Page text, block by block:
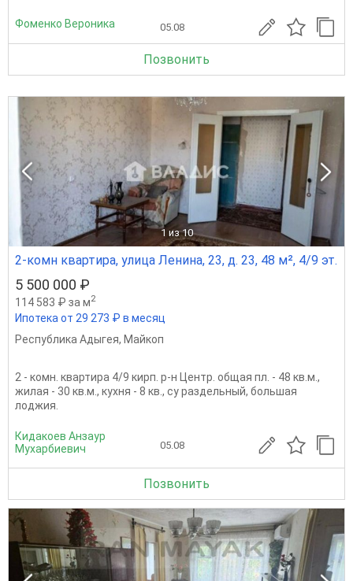
Фоменко Вероника 05.08
Позвонить
1 из 10
2-комн квартира, улица Ленина, 23, д. 23, 48 м², 4/9 эт.
5 500 000 ₽
114 583 ₽ за м2
Ипотека от 29 273 ₽ в месяц
Республика Адыгея, Майкоп
2 - комн. квартира 4/9 кирп. р-н Центр. общая пл. - 48 кв.м.,
жилая - 30 кв.м., кухня - 8 кв., су раздельный, большая
лоджия.
Кидакоев Анзаур
Мухарбиевич
05.08
Позвонить